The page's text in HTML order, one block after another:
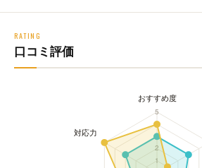
RATING
口コミ評価